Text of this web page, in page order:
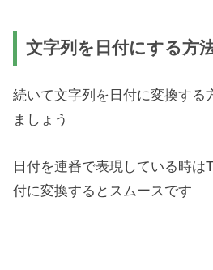
文字列を日付にする方
続いて文字列を日付に変換する
ましょう
日付を連番で表現している時は
付に変換するとスムースです